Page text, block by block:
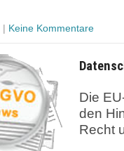
| Keine Kommentare
Die
den
Recht